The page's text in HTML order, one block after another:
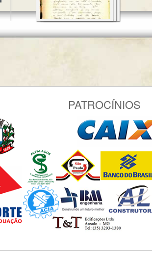
PATROCÍNIOS